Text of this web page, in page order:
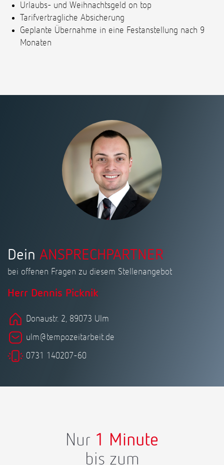
Urlaubs- und Weihnachtsgeld on top
Tarifvertragliche Absicherung
Geplante Übernahme in eine Festanstellung nach 9
Monaten
Dein ANSPRECHPARTNER
bei offenen Fragen zu diesem Stellenangebot
Herr Dennis Picknik
Donaustr. 2, 89073 Ulm
ulm@tempozeitarbeit.de
0731 140207-60
Nur 1 Minute
bis zum